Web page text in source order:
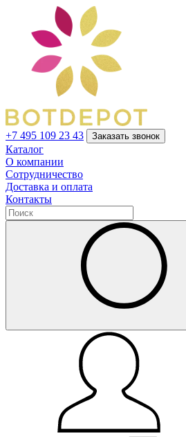
+7 495 109 23 43 Заказать звонок
Каталог
О компании
Сотрудничество
Доставка и оплата
Контакты